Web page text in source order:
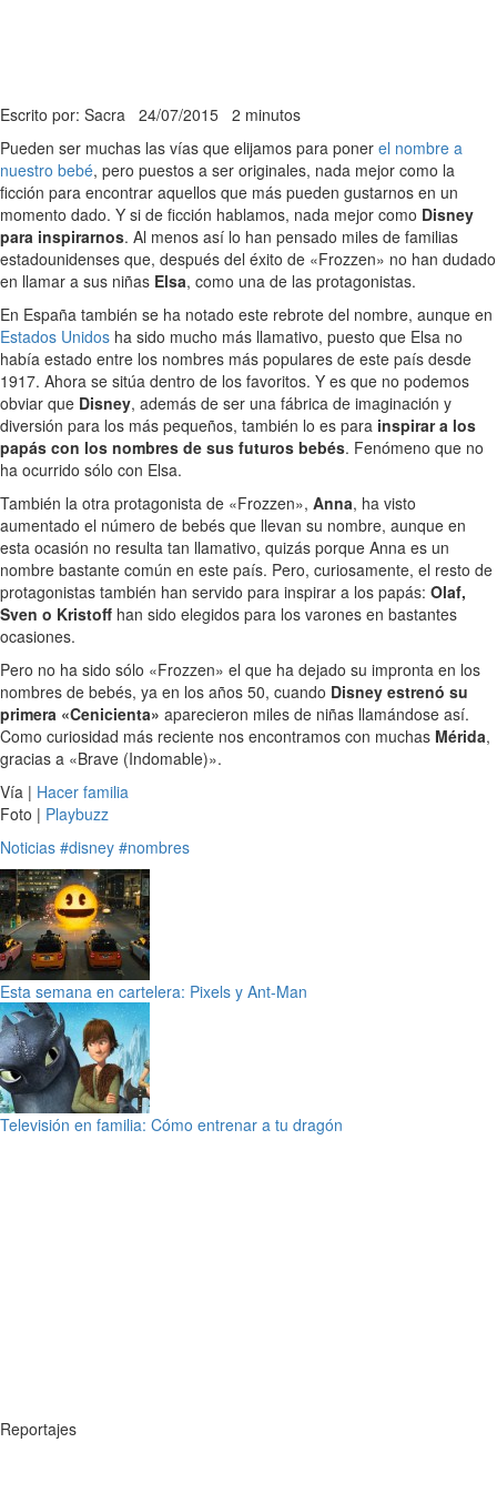
Escrito por: Sacra 24/07/2015 2 minutos
Pueden ser muchas las vías que elijamos para poner el nombre a
nuestro bebé, pero puestos a ser originales, nada mejor como la
ficción para encontrar aquellos que más pueden gustarnos en un
momento dado. Y si de ficción hablamos, nada mejor como Disney
para inspirarnos. Al menos así lo han pensado miles de familias
estadounidenses que, después del éxito de «Frozzen» no han dudado
en llamar a sus niñas Elsa, como una de las protagonistas.
En España también se ha notado este rebrote del nombre, aunque en
Estados Unidos ha sido mucho más llamativo, puesto que Elsa no
había estado entre los nombres más populares de este país desde
1917. Ahora se sitúa dentro de los favoritos. Y es que no podemos
obviar que Disney, además de ser una fábrica de imaginación y
diversión para los más pequeños, también lo es para inspirar a los
papás con los nombres de sus futuros bebés. Fenómeno que no
ha ocurrido sólo con Elsa.
También la otra protagonista de «Frozzen», Anna, ha visto
aumentado el número de bebés que llevan su nombre, aunque en
esta ocasión no resulta tan llamativo, quizás porque Anna es un
nombre bastante común en este país. Pero, curiosamente, el resto de
protagonistas también han servido para inspirar a los papás: Olaf,
Sven o Kristoff han sido elegidos para los varones en bastantes
ocasiones.
Pero no ha sido sólo «Frozzen» el que ha dejado su impronta en los
nombres de bebés, ya en los años 50, cuando Disney estrenó su
primera «Cenicienta» aparecieron miles de niñas llamándose así.
Como curiosidad más reciente nos encontramos con muchas Mérida,
gracias a «Brave (Indomable)».
Vía | Hacer familia
Foto | Playbuzz
Noticias #disney #nombres
Esta semana en cartelera: Pixels y Ant-Man
Televisión en familia: Cómo entrenar a tu dragón
Reportajes